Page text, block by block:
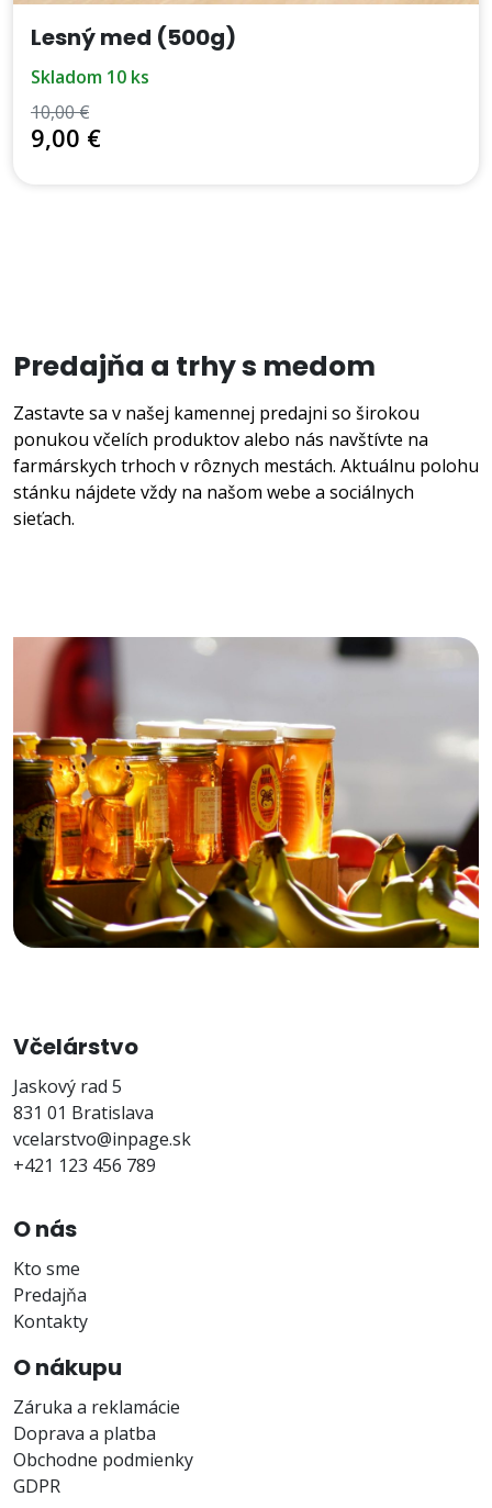
Lesný med (500g)
skladom 10 ks
10,00 €
9,00 €
Predajňa a trhy s medom
Zastavte sa v našej kamennej predajni so širokou
ponukou včelích produktov alebo nás navštívte na
farmárskych trhoch v rôznych mestách. Aktuálnu polohu
stánku nájdete vždy na našom webe a sociálnych
sieťach.
Včelárstvo
Jaskový rad 5
831 01 Bratislava
vcelarstvo@inpage.sk
+421 123 456 789
O nás
Kto sme
Predajňa
Kontakty
O nákupu
Záruka a reklamácie
Doprava a platba
Obchodne podmienky
GDPR